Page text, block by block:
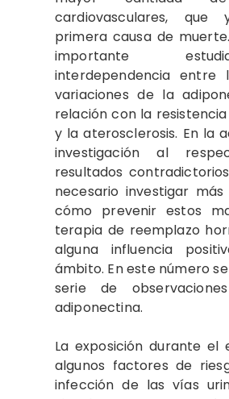
cardiovasculares,
primera causa de
importante
interdependencia entre
variaciones de la
relación con la
y la aterosclerosis. En la
investigación al
resultados
necesario investigar
cómo prevenir estos
terapia de reemplazo
alguna influencia
ámbito. En este número
serie de
adiponectina.
La exposición durante el
algunos factores de
infección de las vías